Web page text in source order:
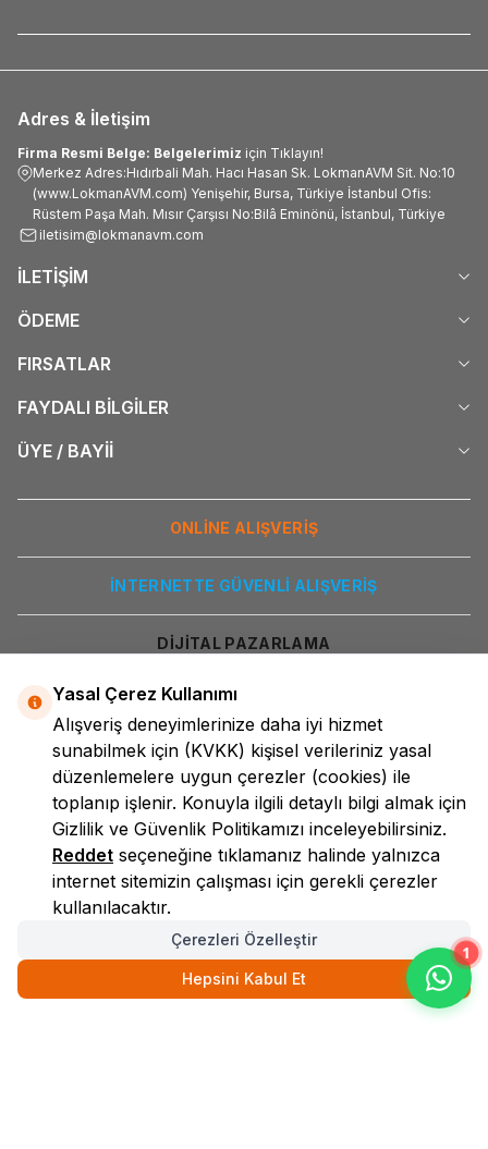
1
Adres & İletişim
Firma Resmi Belge: Belgelerimiz için Tıklayın!
Merkez Adres:Hıdırbali Mah. Hacı Hasan Sk. LokmanAVM Sit. No:10
(www.LokmanAVM.com) Yenişehir, Bursa, Türkiye İstanbul Ofis:
Rüstem Paşa Mah. Mısır Çarşısı No:Bilâ Eminönü, İstanbul, Türkiye
iletisim@lokmanavm.com
İLETİŞİM
ÖDEME
FIRSATLAR
FAYDALI BİLGİLER
ÜYE / BAYİİ
ONLİNE ALIŞVERİŞ
İNTERNETTE GÜVENLİ ALIŞVERİŞ
DİJİTAL PAZARLAMA
LokmanAVM
Yasal Çerez Kullanımı
Alışveriş deneyimlerinize daha iyi hizmet
sunabilmek için (KVKK) kişisel verileriniz yasal
düzenlemelere uygun çerezler (cookies) ile
toplanıp işlenir. Konuyla ilgili detaylı bilgi almak için
Gizlilik ve Güvenlik Politikamızı inceleyebilirsiniz.
Reddet seçeneğine tıklamanız halinde yalnızca
internet sitemizin çalışması için gerekli çerezler
kullanılacaktır.
Çerezleri Özelleştir
Hepsini Kabul Et